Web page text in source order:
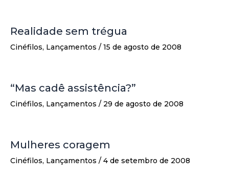
Realidade sem trégua
Cinéfilos, Lançamentos / 15 de agosto de 2008
“Mas cadê assistência?”
Cinéfilos, Lançamentos / 29 de agosto de 2008
Mulheres coragem
Cinéfilos, Lançamentos / 4 de setembro de 2008